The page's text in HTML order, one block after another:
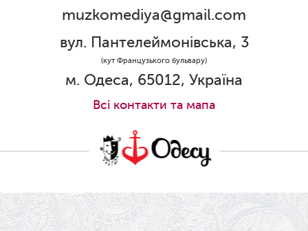
Ювілей Олени Редько
Ювілей Станіслава Зайцева
18.05.2026
Шукаємо інженерів і техніків
muzkomediya@gmail.com
вул. Пантелеймонівська, 3
(кут Французького бульвару)
м. Одеса, 65012, Україна
Всi контакти та мапа